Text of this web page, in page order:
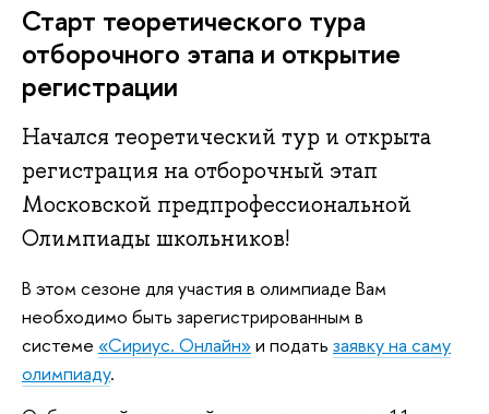
Старт теоретического тура
отборочного этапа и открытие
регистрации
Начался теоретический тур и открыта
регистрация на отборочный этап
Московской предпрофессиональной
Олимпиады школьников!
В этом сезоне для участия в олимпиаде Вам
необходимо быть зарегистрированным в
системе «Сириус. Онлайн»и подать заявку на саму
олимпиаду.